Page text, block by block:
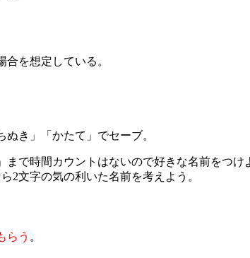
を想定している。
き」「かたて」でセーブ。
で時間カウントはないので好きな名前をつけ
2文字の気の利いた名前を考えよう。
らう 。